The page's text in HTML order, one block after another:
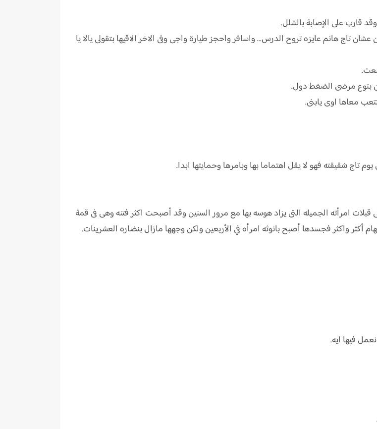
قارب على الإصابة بالشلل.
تاج هانم عايزه تروح الدرس... واسافر واحجز طيارة واجى وفى الاخر الاقيها بتقولى يالا يا
بتوع مرضى الضغط دول.
معاها اوى يابنى.
شقيقته فهو لا يقل اهتماما بها وبامرها وحمايتها ابدا.
امرأته الجميله التى يزاد هوسه بها مع مرور السنين وقد أصبحت اكثر فتنه وهى فى قمة
أكثر واكثر فجسدها أصبح بانوثه امرأه في الأربعين ولكن وجهها مازال بنضاره العشرينات.
فيها ايه.